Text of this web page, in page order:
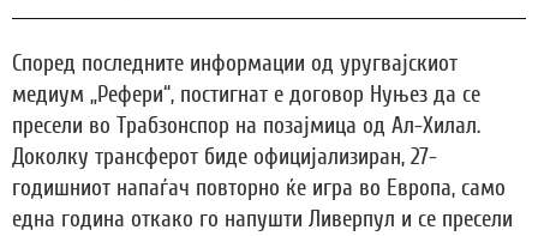
Според последните информации од уругвајскиот
медиум „Рефери“, постигнат е договор Нуњез да се
пресели во Трабзонспор на позајмица од Ал-Хилал.
Доколку трансферот биде официјализиран, 27-
годишниот напаѓач повторно ќе игра во Европа, само
една година откако го напушти Ливерпул и се пресели